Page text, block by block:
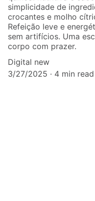
simplicidade de
crocantes e molho
Refeição leve e
sem artifícios. Uma
corpo com prazer.
Digital new
3/27/2025
4 min read